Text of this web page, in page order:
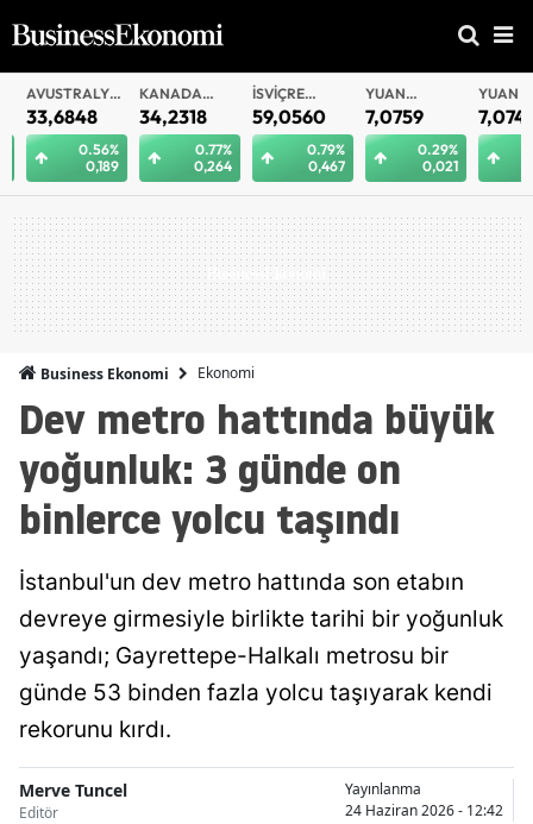
AVUSTRALYA
DOLARI
33,6848
0.56%
0,189
KANADA
DOLARI
34,2318
0.77%
0,264
İSVIÇRE
FRANKI
59,0560
0.79%
0,467
YUAN
OFFSHORE
7,0759
0.29%
0,021
YUAN
7,0749
Business Ekonomi Ekonomi
Dev metro hattında büyük
yoğunluk: 3 günde on
binlerce yolcu taşındı
İstanbul'un dev metro hattında son etabın
devreye girmesiyle birlikte tarihi bir yoğunluk
yaşandı; Gayrettepe-Halkalı metrosu bir
günde 53 binden fazla yolcu taşıyarak kendi
rekorunu kırdı.
Merve Tuncel
Editör
Yayınlanma
24 Haziran 2026 - 12:42